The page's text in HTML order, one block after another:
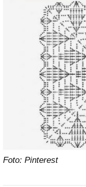
Foto: Pinterest